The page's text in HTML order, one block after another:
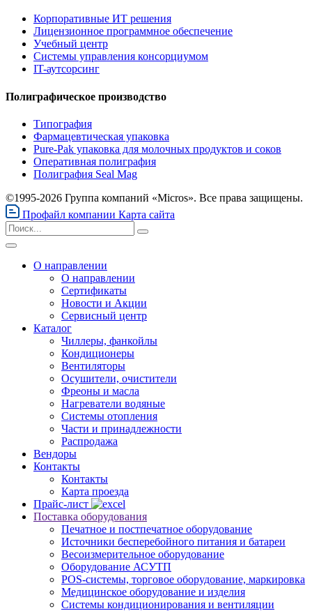
Корпоративные ИТ решения
Лицензионное программное обеспечение
Учебный центр
Системы управления консорциумом
IT-аутсорсинг
Полиграфическое производство
Типография
Фармацевтическая упаковка
Pure-Pak упаковка для молочных продуктов и соков
Оперативная полиграфия
Полиграфия Seal Mag
©1995-2026 Группа компаний «Micros». Все права защищены.
Профайл компании Карта сайта
О направлении
О направлении
Сертификаты
Новости и Акции
Сервисный центр
Каталог
Чиллеры, фанкойлы
Кондиционеры
Вентиляторы
Осушители, очистители
Фреоны и масла
Нагреватели водяные
Системы отопления
Части и принадлежности
Раcпродажа
Вендоры
Контакты
Контакты
Карта проезда
Прайс-лист
Поставка оборудования
Печатное и постпечатное оборудование
Источники бесперебойного питания и батареи
Весоизмерительное оборудование
Оборудование АСУТП
POS-системы, торговое оборудование, маркировка
Медицинское оборудование и изделия
Системы кондиционирования и вентиляции